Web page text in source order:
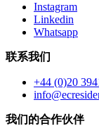
Instagram
Linkedin
Whatsapp
联系我们
+44 (0)20
我们的合作伙伴